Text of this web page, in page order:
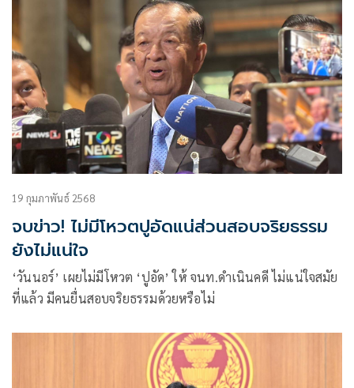
19 กุมภาพันธ์ 2568
จบข่าว! ไม่มีโหวตปูอัดแน่ส่วนสอบจริยธรรม
ยังไม่แน่ใจ
‘วันนอร์’ เผยไม่มีโหวต ‘ปูอัด’ ให้ จนท.ดำเนินคดี ไม่แน่ใจสมัย
ที่แล้ว มีคนยื่นสอบจริยธรรมด้วยหรือไม่